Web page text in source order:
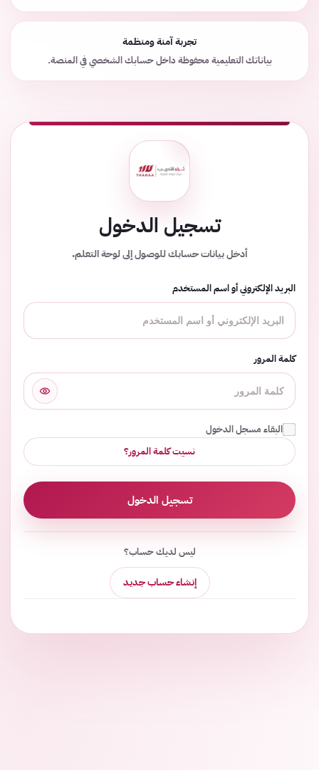
تسجيل الدخول
أدخل بيانات حسابك للوصول إلى لوحة التعلم.
البريد الإلكتروني أو اسم المستخدم
كلمة المرور
البقاء مسجل الدخول
نسيت كلمة المرور؟
تسجيل الدخول
ليس لديك حساب؟
إنشاء حساب جديد
تجربة آمنة ومنظمة
بياناتك التعليمية محفوظة داخل حسابك الشخصي في المنصة.